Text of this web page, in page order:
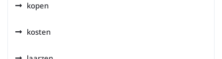
kopen
kosten